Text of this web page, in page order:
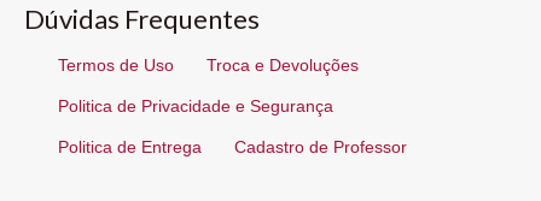
Dúvidas Frequentes
Termos de Uso Troca e Devoluções
Politica de Privacidade e Segurança
Politica de Entrega Cadastro de Professor